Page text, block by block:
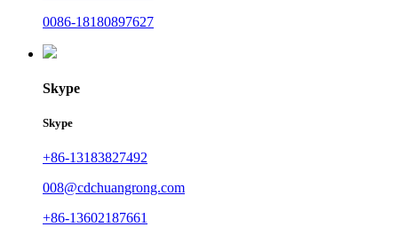
0086-18180897627
Skype
Skype
+86-13183827492
008@cdchuangrong.com
+86-13602187661